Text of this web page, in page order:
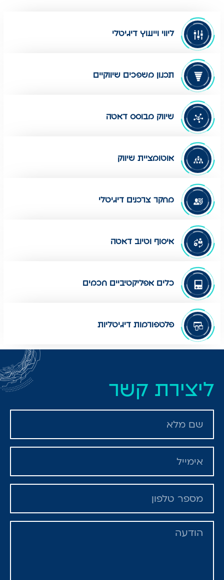
ליווי וייעוץ דיגיטלי
תכנון משפכים שיווקיים
שיווק מבוסס דאטה
אוטומציית שיווק
מחקר צרכנים דיגיטלי
איסוף וטיוב דאטה
כלים אפליקטיביים חכמים
פלטפורמות דיגיטליות
ליצירת קשר